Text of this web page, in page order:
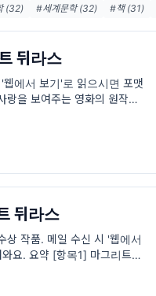
(32) #세계문학 (32) #책 (31)
뒤라스
웹에서 보기'로 읽으시면 포맷
을 보여주는 영화의 원작으
뒤라스
상 작품. 메일 수신 시 '웹에서
요. 요약 [항목1] 마그리트 뒤